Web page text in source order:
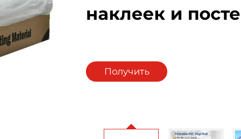
наклеек и
Получить